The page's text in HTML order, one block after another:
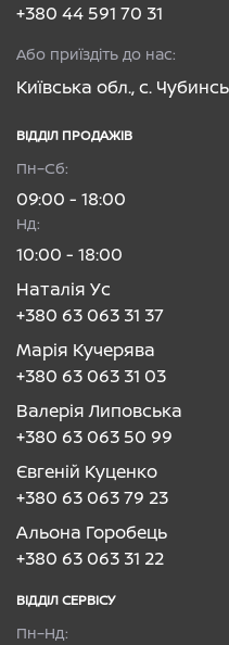
+380 44 591 70 31
Або приїздіть до нас:
Київська обл., с.
ВІДДІЛ ПРОДАЖІВ
Пн–Сб:
09:00 - 18:00
Нд:
10:00 - 18:00
Наталія Ус
+380 63 063 31 37
Марія Кучерява
+380 63 063 31 03
Валерія Липовська
+380 63 063 50 99
Євгеній Куценко
+380 63 063 79 23
Альона Горобець
+380 63 063 31 22
ВІДДІЛ CЕРВІСУ
Пн–Нд: